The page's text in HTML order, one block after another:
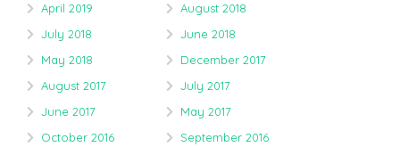
April 2019
August 2018
July 2018
June 2018
May 2018
December 2017
August 2017
July 2017
June 2017
May 2017
October 2016
September 2016